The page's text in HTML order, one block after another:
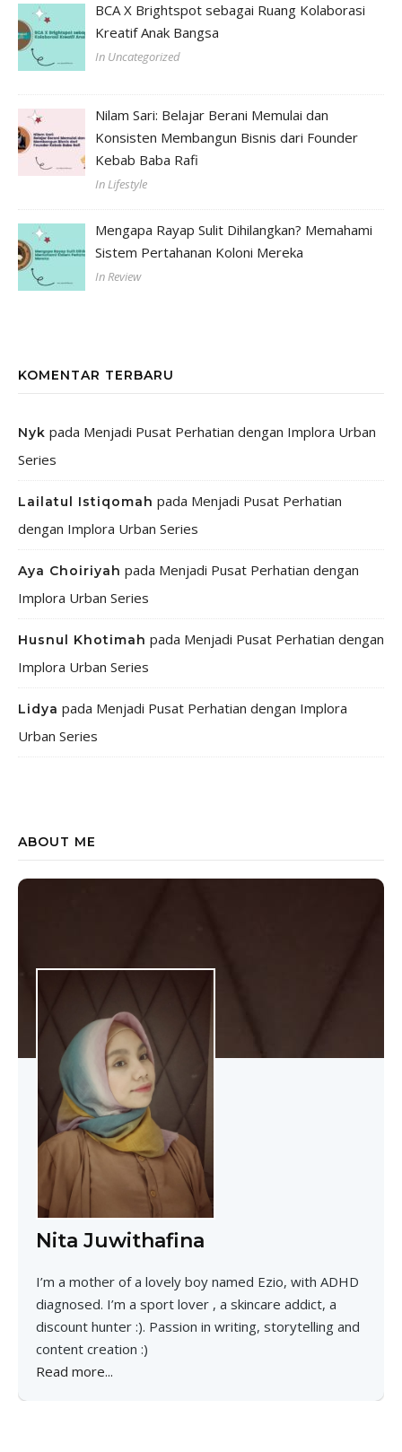
BCA X Brightspot sebagai Ruang Kolaborasi
Kreatif Anak Bangsa
In Uncategorized
Nilam Sari: Belajar Berani Memulai dan
Konsisten Membangun Bisnis dari Founder
Kebab Baba Rafi
In Lifestyle
Mengapa Rayap Sulit Dihilangkan? Memahami
Sistem Pertahanan Koloni Mereka
In Review
KOMENTAR TERBARU
Nyk pada Menjadi Pusat Perhatian dengan Implora Urban
Series
Lailatul Istiqomah pada Menjadi Pusat Perhatian
dengan Implora Urban Series
Aya Choiriyah pada Menjadi Pusat Perhatian dengan
Implora Urban Series
Husnul Khotimah pada Menjadi Pusat Perhatian dengan
Implora Urban Series
Lidya pada Menjadi Pusat Perhatian dengan Implora
Urban Series
ABOUT ME
Nita Juwithafina
I’m a mother of a lovely boy named Ezio, with ADHD
diagnosed. I’m a sport lover , a skincare addict, a
discount hunter :). Passion in writing, storytelling and
content creation :)
Read more...